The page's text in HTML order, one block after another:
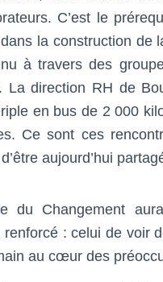
C’est le
la construction de
à travers des
La direction RH de
en bus de 2 000
Ce sont ces
aujourd’hui
du Changement
: celui de voir
au cœur des